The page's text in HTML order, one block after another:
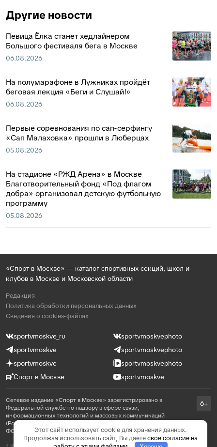
Другие новости
Певица Ёлка станет хедлайнером
Большого фестиваля бега в Москве
06.08.2026
На полумарафоне в Лужниках пройдёт
беговая лекция «Беги и Слушай!»
06.08.2026
Первые соревнования по сап-серфингу
«Сап Малаховка» прошли в Люберцах
05.08.2026
На стадионе «РЖД Арена» в Москве
Благотворительный фонд «Под флагом
добра» организовал детскую футбольную
программу
05.08.2026
«Спорт в Москве» — каталог спортивных секций, школ и
клубов в Москве и Московской области
Редакция
Политика обработки персональных данных
Сведения о cookies-файлах
sportvmoskve_ru
sportvmoskvephoto
sportvmoskve
sportvmoskvephoto
sportvmoskve
sportvmoskvephoto
Спорт в Москве
sportvmoskve
Сетевое издание «Спорт в Москве» зарегистрировано в
Федеральной службе по надзору в сфере связи,
информационных технологий и массовых коммуникаций
(Роскомнадзор) 31 августа 2021 года, реестровая запись ЭЛ №
ФС 77 - 81769
6+
Этот сайт использует cookie для хранения данных.
Продолжая использовать сайт, Вы даетесвое согласие на